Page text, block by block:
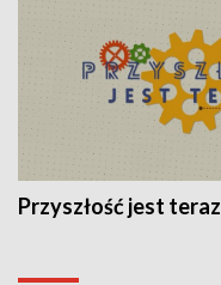
Przyszłość jest teraz